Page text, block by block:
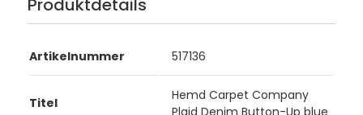
Artikelnummer 517136
Titel
Hemd Carpet Company